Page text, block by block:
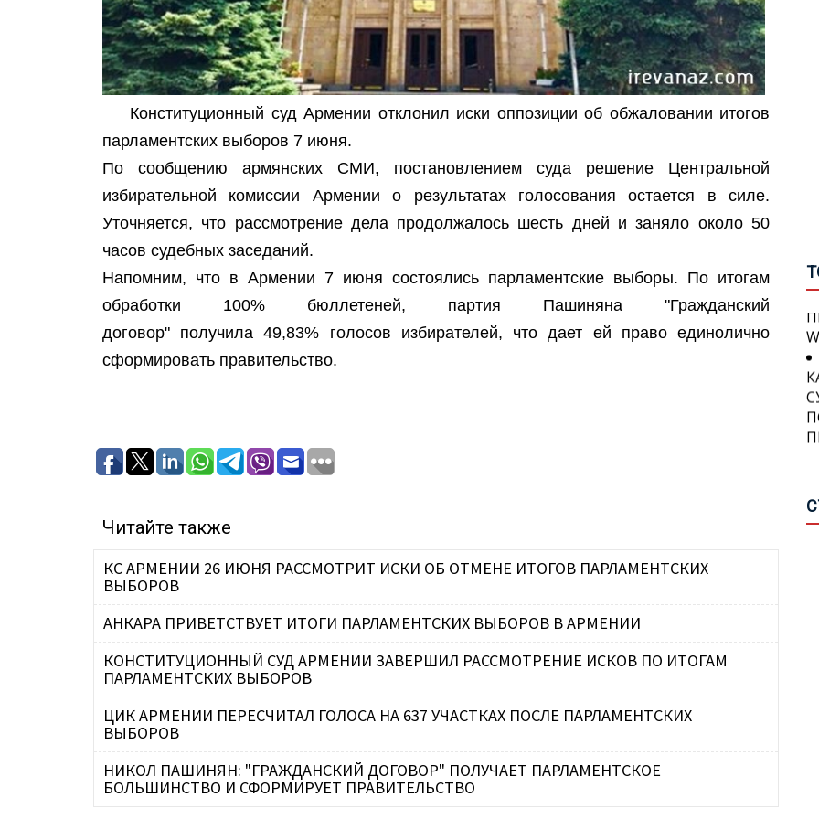
Конституционный суд Армении отклонил иски оппозиции об обжаловании итогов
парламентских выборов 7 июня.
По сообщению армянских СМИ, постановлением суда решение Центральной
избирательной комиссии Армении о результатах голосования остается в силе.
Уточняется, что рассмотрение дела продолжалось шесть дней и заняло около 50
часов судебных заседаний.
Напомним, что в Армении 7 июня состоялись парламентские выборы. По итогам
обработки 100% бюллетеней, партия Пашиняна "Гражданский
договор" получила 49,83% голосов избирателей, что дает ей право единолично
сформировать правительство.
Читайте также
КС АРМЕНИИ 26 ИЮНЯ РАССМОТРИТ ИСКИ ОБ ОТМЕНЕ ИТОГОВ ПАРЛАМЕНТСКИХ
ВЫБОРОВ
АНКАРА ПРИВЕТСТВУЕТ ИТОГИ ПАРЛАМЕНТСКИХ ВЫБОРОВ В АРМЕНИИ
КОНСТИТУЦИОННЫЙ СУД АРМЕНИИ ЗАВЕРШИЛ РАССМОТРЕНИЕ ИСКОВ ПО ИТОГАМ
ПАРЛАМЕНТСКИХ ВЫБОРОВ
ЦИК АРМЕНИИ ПЕРЕСЧИТАЛ ГОЛОСА НА 637 УЧАСТКАХ ПОСЛЕ ПАРЛАМЕНТСКИХ
ВЫБОРОВ
НИКОЛ ПАШИНЯН: "ГРАЖДАНСКИЙ ДОГОВОР" ПОЛУЧАЕТ ПАРЛАМЕНТСКОЕ
БОЛЬШИНСТВО И СФОРМИРУЕТ ПРАВИТЕЛЬСТВО